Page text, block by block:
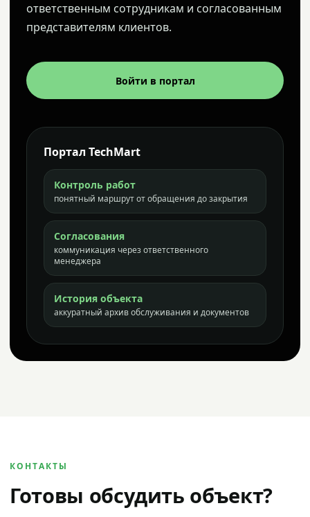
ответственным сотрудникам и согласованным
представителям клиентов.
Войти в портал
Портал TechMart
Контроль работ
понятный маршрут от обращения до закрытия
Согласования
коммуникация через ответственного
менеджера
История объекта
аккуратный архив обслуживания и документов
КОНТАКТЫ
Готовы обсудить объект?